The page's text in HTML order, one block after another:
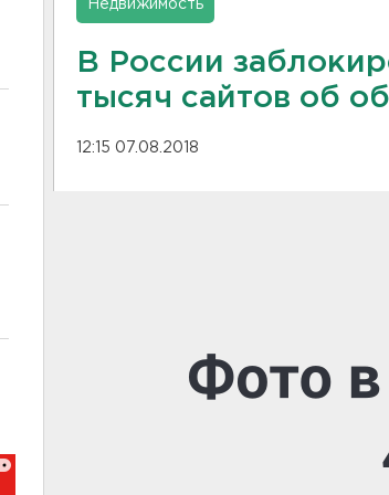
Недвижимость
В России
тысяч сайтов об
12:15 07.08.2018